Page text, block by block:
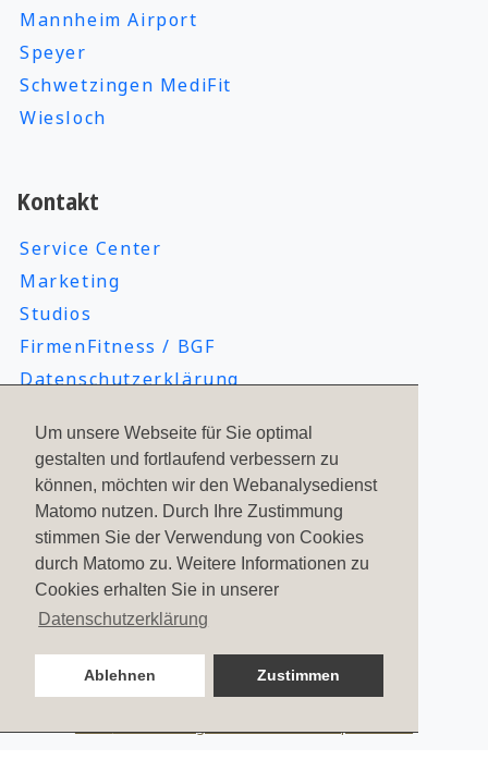
Um unsere Webseite für Sie optimal
gestalten und fortlaufend verbessern zu
können, möchten wir den Webanalysedienst
Matomo nutzen. Durch Ihre Zustimmung
stimmen Sie der Verwendung von Cookies
durch Matomo zu. Weitere Informationen zu
Cookies erhalten Sie in unserer
Datenschutzerklärung
Ablehnen Zustimmen
Mannheim Airport
Speyer
Schwetzingen MediFit
Wiesloch
Kontakt
Service Center
Marketing
Studios
FirmenFitness / BGF
Datenschutzerklärung
Impressum
Social Media